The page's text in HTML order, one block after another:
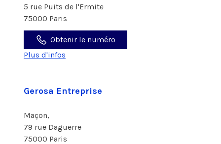
5 rue Puits de l'Ermite
75000 Paris
Obtenir le numéro
Plus d'infos
Gerosa Entreprise
Maçon,
79 rue Daguerre
75000 Paris